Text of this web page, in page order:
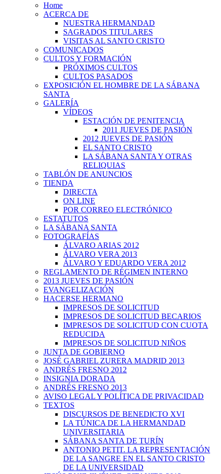
Home
ACERCA DE
NUESTRA HERMANDAD
SAGRADOS TITULARES
VISITAS AL SANTO CRISTO
COMUNICADOS
CULTOS Y FORMACIÓN
PRÓXIMOS CULTOS
CULTOS PASADOS
EXPOSICIÓN EL HOMBRE DE LA SÁBANA
SANTA
GALERÍA
VÍDEOS
ESTACIÓN DE PENITENCIA
2011 JUEVES DE PASIÓN
2012 JUEVES DE PASIÓN
EL SANTO CRISTO
LA SÁBANA SANTA Y OTRAS
RELIQUIAS
TABLÓN DE ANUNCIOS
TIENDA
DIRECTA
ON LINE
POR CORREO ELECTRÓNICO
ESTATUTOS
LA SÁBANA SANTA
FOTOGRAFÍAS
ÁLVARO ARIAS 2012
ÁLVARO VERA 2013
ÁLVARO Y EDUARDO VERA 2012
REGLAMENTO DE RÉGIMEN INTERNO
2013 JUEVES DE PASIÓN
EVANGELIZACIÓN
HACERSE HERMANO
IMPRESOS DE SOLICITUD
IMPRESOS DE SOLICITUD BECARIOS
IMPRESOS DE SOLICITUD CON CUOTA
REDUCIDA
IMPRESOS DE SOLICITUD NIÑOS
JUNTA DE GOBIERNO
JOSÉ GABRIEL ZURERA MADRID 2013
ANDRÉS FRESNO 2012
INSIGNIA DORADA
ANDRÉS FRESNO 2013
AVISO LEGAL Y POLÍTICA DE PRIVACIDAD
TEXTOS
DISCURSOS DE BENEDICTO XVI
LA TÚNICA DE LA HERMANDAD
UNIVERSITARIA
SÁBANA SANTA DE TURÍN
ANTONIO PETIT. LA REPRESENTACIÓN
DE LA SANGRE EN EL SANTO CRISTO
DE LA UNIVERSIDAD